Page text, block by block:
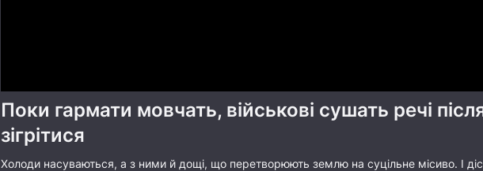
Поки гармати мовчать, військові сушать речі
зігрітися
Холоди насуваються, а з ними й дощі, що перетворюють землю на суцільне місиво. І